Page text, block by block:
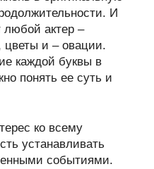
И
любой актер –
цветы и – овации.
каждой буквы в
понять ее суть и
ко всему
устанавливать
событиями.